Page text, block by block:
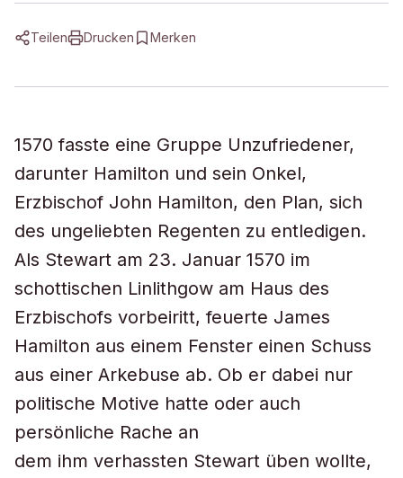
Teilen Drucken Merken
1570 fasste eine Gruppe Unzufriedener,
darunter Hamilton und sein Onkel,
Erzbischof John Hamilton, den Plan, sich
des ungeliebten Regenten zu entledigen.
Als Stewart am 23. Januar 1570 im
schottischen Linlithgow am Haus des
Erzbischofs vorbeiritt, feuerte James
Hamilton aus einem Fenster einen Schuss
aus einer Arkebuse ab. Ob er dabei nur
politische Motive hatte oder auch
persönliche Rache an
dem ihm verhassten Stewart üben wollte,